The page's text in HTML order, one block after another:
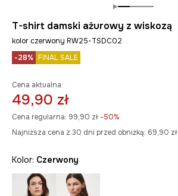
T-shirt damski ażurowy z wiskozą
kolor czerwony RW25-TSDC02
-28% FINAL SALE
Cena aktualna:
49,90 zł
Cena regularna: 99,90 zł -50%
Najniższa cena z 30 dni przed obniżką: 69,90 zł
Kolor: czerwony